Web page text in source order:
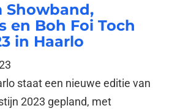
Showband,
en Boh Foi Toch
in Haarlo
staat een nieuwe editie van
2023 gepland, met